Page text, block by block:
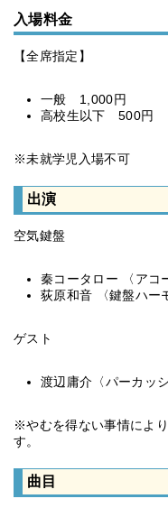
入場料金
【全席指定】
一般 1,000円
高校生以下 500円
※未就学児入場不可
出演
空気鍵盤
秦コータロー 〈アコ
荻原和音 〈鍵盤ハー
ゲスト
渡辺庸介〈パーカッシ
※やむを得ない事情によ
す。
曲目